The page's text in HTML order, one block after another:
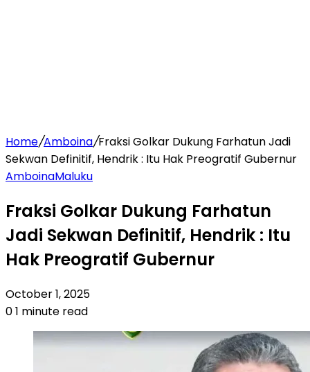
Home/Amboina/Fraksi Golkar Dukung Farhatun Jadi
Sekwan Definitif, Hendrik : Itu Hak Preogratif Gubernur
AmboinaMaluku
Fraksi Golkar Dukung Farhatun
Jadi Sekwan Definitif, Hendrik : Itu
Hak Preogratif Gubernur
October 1, 2025
01 minute read